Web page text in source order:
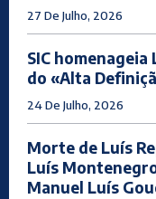
27 De Julho, 2026
SIC
do «Alta
24 De Julho, 2026
Morte de Luís
Luís
Manuel Luís